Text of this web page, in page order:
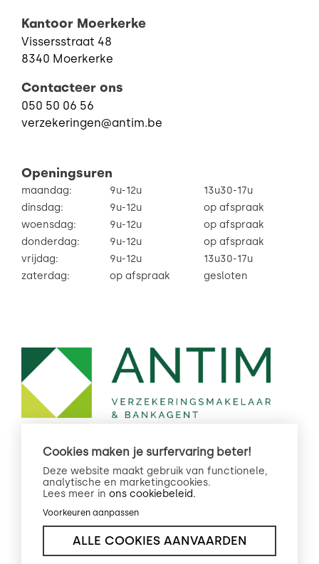
Kantoor Moerkerke
Vissersstraat 48
8340 Moerkerke
Contacteer ons
050 50 06 56
verzekeringen@antim.be
Openingsuren
maandag: 9u-12u
13u30-17u
dinsdag:
9u-12u
op afspraak
woensdag:
9u-12u
op afspraak
donderdag:
9u-12u
op afspraak
vrijdag:
9u-12u
13u30-17u
zaterdag:
op afspraak gesloten
Privacy
Cookiebeleid
Insucommerce
Cookies maken je surfervaring beter!
Deze website maakt gebruik van functionele,
analytische en marketingcookies.
Lees meer in ons cookiebeleid.
ALLE COOKIES AANVAARDEN
Voorkeuren aanpassen